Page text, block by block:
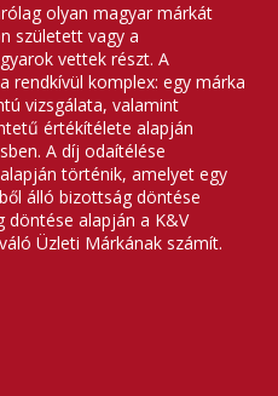
olyan magyar márkát
született vagy a
vettek részt. A
rendkívül komplex: egy márka
vizsgálata, valamint
értékítélete alapján
A díj odaítélése
történik, amelyet egy
álló bizottság döntése
döntése alapján a K&V
Üzleti Márkának számít.